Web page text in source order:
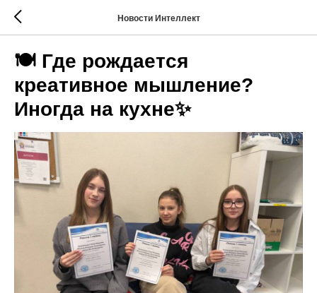
Новости Интеллект
🍽️ Где рождается
креативное мышление?
Иногда на кухне✨